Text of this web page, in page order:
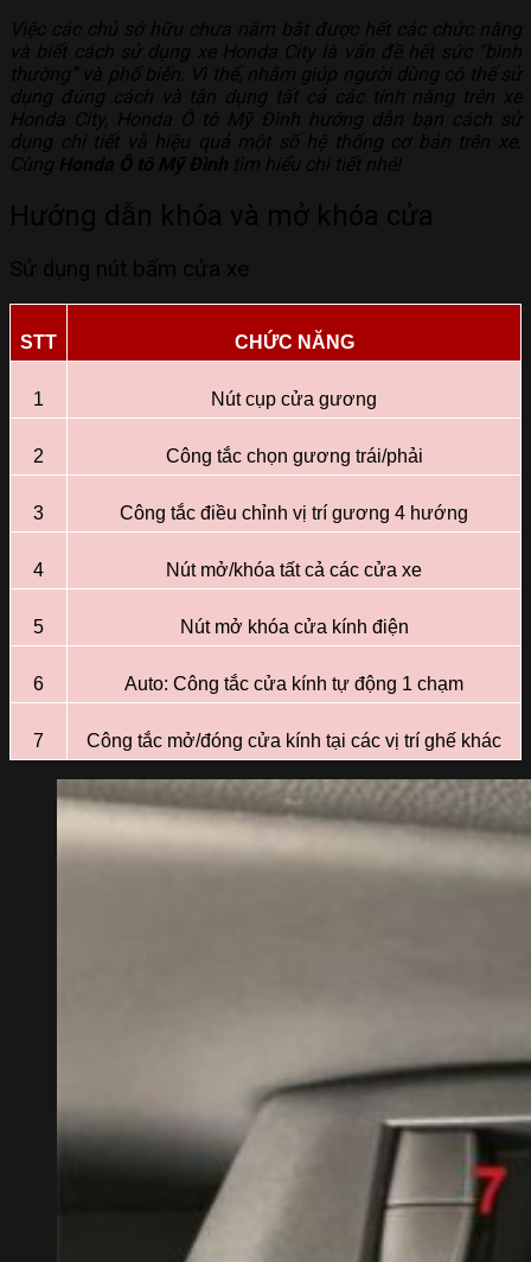
STT CHỨC NĂNG
1 Nút cụp cửa gương
2 Công tắc chọn gương trái/phải
3 Công tắc điều chỉnh vị trí gương 4 hướng
4 Nút mở/khóa tất cả các cửa xe
5 Nút mở khóa cửa kính điện
6 Auto: Công tắc cửa kính tự động 1 chạm
7 Công tắc mở/đóng cửa kính tại các vị trí ghế khác